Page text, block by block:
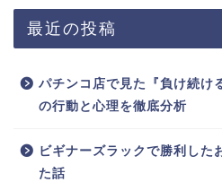
最近の投稿
パチンコ店で見た『負け続
の行動と心理を徹底分析
ビギナーズラックで勝利した
た話